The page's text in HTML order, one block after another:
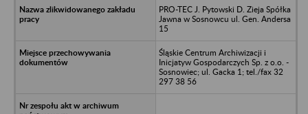
PRO-TEC J. Pytowski D. Zieja Spółka
Jawna w Sosnowcu ul. Gen. Andersa
15
Śląskie Centrum Archiwizacji i
Inicjatyw Gospodarczych Sp. z o.o. -
Sosnowiec; ul. Gacka 1; tel./fax 32
297 38 56